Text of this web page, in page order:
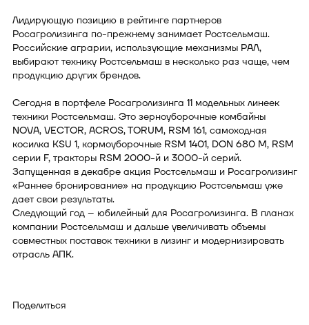
Лидирующую позицию в рейтинге партнеров
Росагролизинга по-прежнему занимает Ростсельмаш.
Российские аграрии, использующие механизмы РАЛ,
выбирают технику Ростсельмаш в несколько раз чаще, чем
продукцию других брендов.
Сегодня в портфеле Росагролизинга 11 модельных линеек
техники Ростсельмаш. Это зерноуборочные комбайны
NOVA, VECTOR, ACROS, TORUM, RSM 161, самоходная
косилка KSU 1, кормоуборочные RSM 1401, DON 680 M, RSM
серии F, тракторы RSM 2000-й и 3000-й серий.
Запущенная в декабре акция Ростсельмаш и Росагролизинг
«Раннее бронирование» на продукцию Ростсельмаш уже
дает свои результаты.
Следующий год – юбилейный для Росагролизинга. В планах
компании Ростсельмаш и дальше увеличивать объемы
совместных поставок техники в лизинг и модернизировать
отрасль АПК.
Поделиться